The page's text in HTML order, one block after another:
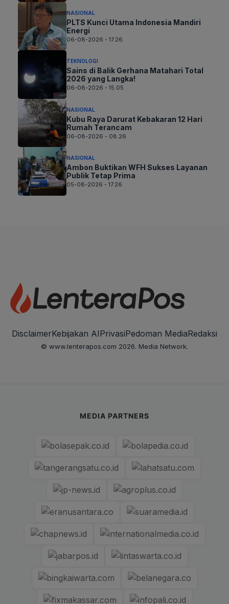
NASIONAL
PLTS Kunci Utama Indonesia Mandiri
Energi
06-08-2026 - 17.26
TEKNOLOGI
Sains di Balik Gerhana Matahari Total
2026 yang Langka!
06-08-2026 - 15.05
NASIONAL
Kubu Raya Darurat Kebakaran 12 Hari
Rumah Terancam
06-08-2026 - 08.26
NASIONAL
Ambon Buktikan WFH Sukses Layanan
Publik Tetap Prima
05-08-2026 - 17.26
DisclaimerKebijakan AIPrivasiPedoman MediaRedaksi
© www.lenterapos.com 2026. Media Network.
MEDIA PARTNERS